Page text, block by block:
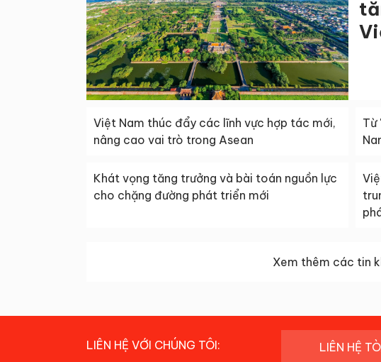
Việt Nam thúc đẩy các lĩnh vực hợp tác mới,
nâng cao vai trò trong Asean
Từ
Khát vọng tăng trưởng và bài toán nguồn lực
cho chặng đường phát triển mới
Xem thêm các tin
LIÊN HỆ VỚI CHÚNG TÔI: LIÊN HỆ